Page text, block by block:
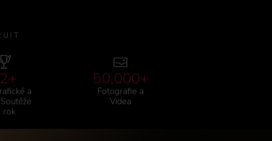
a
rok
50,000+
Fotografie a
Videa